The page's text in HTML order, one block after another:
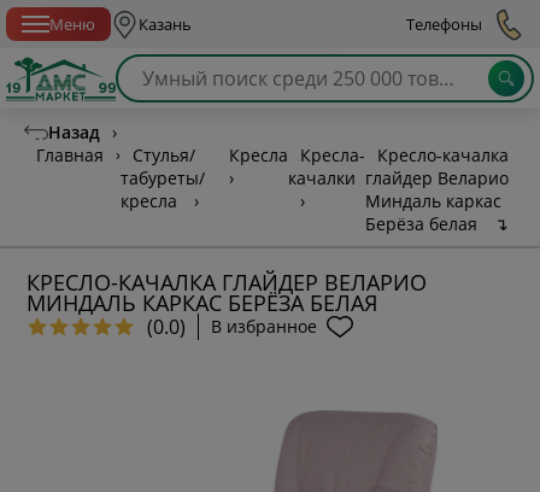
Меню Казань Телефоны
Назад ›
Главная
›
Стулья/
табуреты/
кресла
›
Кресла
›
Кресла-
качалки
›
Кресло-качалка
глайдер Веларио
Миндаль каркас
Берёза белая
↴
КРЕСЛО-КАЧАЛКА ГЛАЙДЕР ВЕЛАРИО
МИНДАЛЬ КАРКАС БЕРЁЗА БЕЛАЯ
(0.0) В избранное